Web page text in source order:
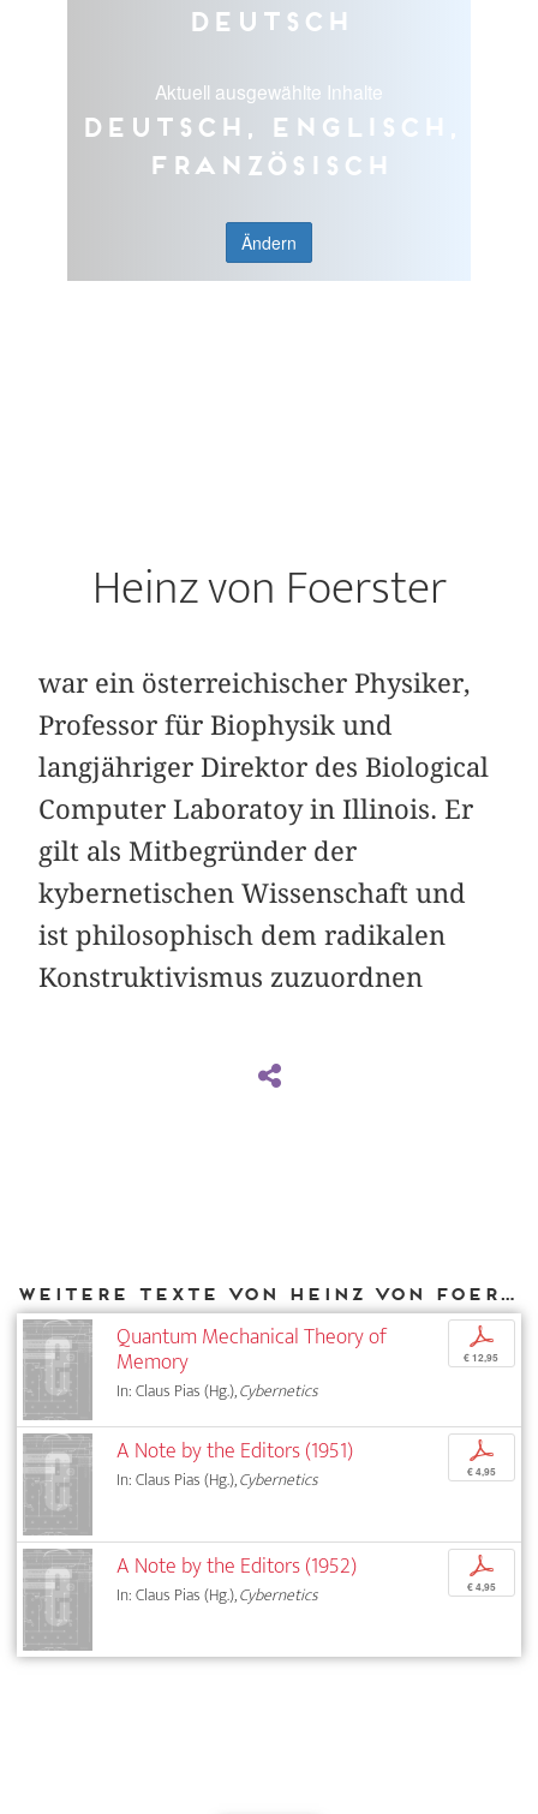
Deutsch
Aktuell ausgewählte Inhalte
Deutsch, Englisch,
Französisch
Ändern
Heinz von Foerster
war ein österreichischer Physiker,
Professor für Biophysik und
langjähriger Direktor des Biological
Computer Laboratoy in Illinois. Er
gilt als Mitbegründer der
kybernetischen Wissenschaft und
ist philosophisch dem radikalen
Konstruktivismus zuzuordnen
Weitere Texte von Heinz von Foerster bei DIAPHANES
Quantum Mechanical Theory of
Memory
In: Claus Pias (Hg.),Cybernetics
p
€ 12,95
A Note by the Editors (1951)
In: Claus Pias (Hg.),Cybernetics
p
€ 4,95
A Note by the Editors (1952)
In: Claus Pias (Hg.),Cybernetics
p
€ 4,95